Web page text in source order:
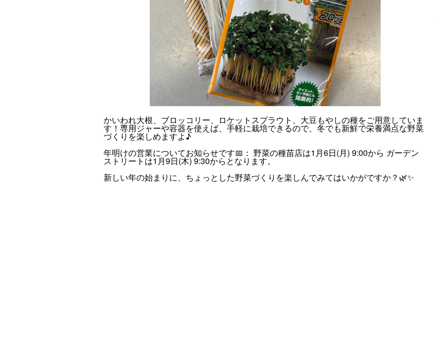
かいわれ大根、ブロッコリー、ロケットスプラウト、大豆もやしの種をご用意していま
す！専用ジャーや容器を使えば、手軽に栽培できるので、冬でも新鮮で栄養満点な野菜
づくりを楽しめますよ♪
年明けの営業についてお知らせです📅： 野菜の種苗店は1月6日(月) 9:00から ガーデン
ストリートは1月9日(木) 9:30からとなります。
新しい年の始まりに、ちょっとした野菜づくりを楽しんでみてはいかがですか？🌿✨